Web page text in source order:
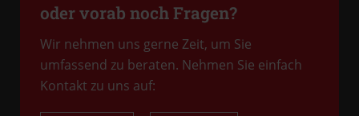
oder vorab noch Fragen?
Wir nehmen uns gerne Zeit, um Sie
umfassend zu beraten. Nehmen Sie einfach
Kontakt zu uns auf: